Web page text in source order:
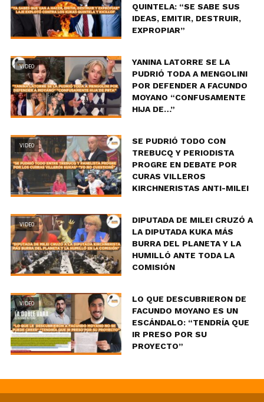
QUINTELA: “SE SABE SUS
IDEAS, EMITIR, DESTRUIR,
EXPROPIAR”
VIDEO
YANINA LATORRE SE LA
PUDRIÓ TODA A MENGOLINI
POR DEFENDER A FACUNDO
MOYANO “CONFUSAMENTE
HIJA DE…”
VIDEO
SE PUDRIÓ TODO CON
TREBUCQ Y PERIODISTA
PROGRE EN DEBATE POR
CURAS VILLEROS
KIRCHNERISTAS ANTI-MILEI
VIDEO
DIPUTADA DE MILEI CRUZÓ A
LA DIPUTADA KUKA MÁS
BURRA DEL PLANETA Y LA
HUMILLÓ ANTE TODA LA
COMISIÓN
VIDEO
LO QUE DESCUBRIERON DE
FACUNDO MOYANO ES UN
ESCÁNDALO: “TENDRÍA QUE
IR PRESO POR SU
PROYECTO”